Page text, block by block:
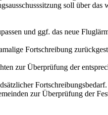
soll über das
und ggf. das neue
Fortschreibung
zur Überprüfung der
zur Überprüfung der